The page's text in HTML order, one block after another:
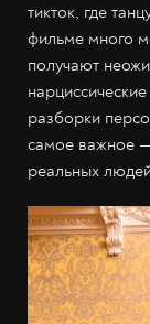
тикток, где
фильме много
получают
разборки
самое важное
реальных